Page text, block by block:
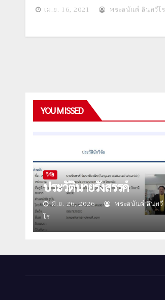
เม.ย. 16, 2021 พระอนันต์ อินฺทวีโร
YOU MISSED
วิจัย
ประวัตินายรังสรรค์
มิ.ย. 26, 2026
พระอนันต์ อินฺทวี
โร